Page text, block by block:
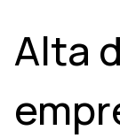
Alta